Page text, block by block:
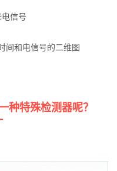
信号
间和电信号的二维图
特殊检测器呢？